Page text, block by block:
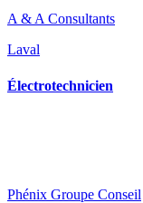
A & A Consultants
Laval
Électrotechnicien
Phénix Groupe Conseil